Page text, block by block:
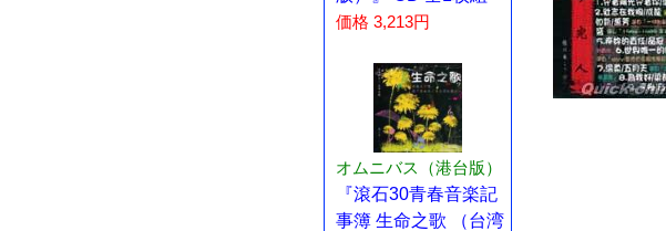
価格 3,213円
オムニバス（港台版）
『滾石30青春音楽記
事簿 生命之歌 （台湾